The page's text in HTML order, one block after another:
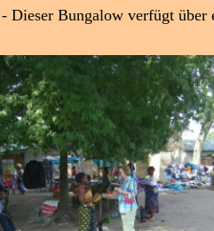
Dieser Bungalow verfügt über